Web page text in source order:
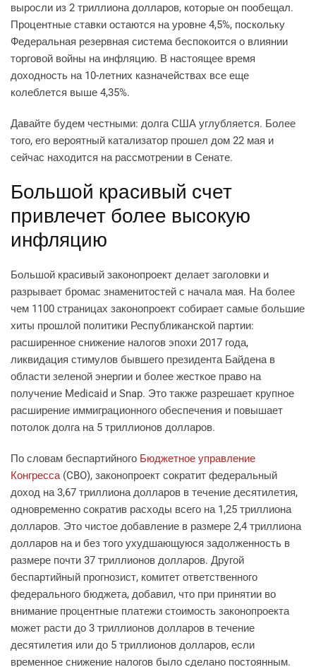
выросли из 2 триллиона долларов, которые он пообещал.
Процентные ставки остаются на уровне 4,5%, поскольку
Федеральная резервная система беспокоится о влиянии
торговой войны на инфляцию. В настоящее время
доходность на 10-летних казначействах все еще
колеблется выше 4,35%.
Давайте будем честными: долга США углубляется. Более
того, его вероятный катализатор прошел дом 22 мая и
сейчас находится на рассмотрении в Сенате.
Большой красивый счет
привлечет более высокую
инфляцию
Большой красивый законопроект делает заголовки и
разрывает бромас знаменитостей с начала мая. На более
чем 1100 страницах законопроект собирает самые большие
хиты прошлой политики Республиканской партии:
расширенное снижение налогов эпохи 2017 года,
ликвидация стимулов бывшего президента Байдена в
области зеленой энергии и более жесткое право на
получение Medicaid и Snap. Это также разрешает крупное
расширение иммиграционного обеспечения и повышает
потолок долга на 5 триллионов долларов.
По словам беспартийного Бюджетное управление
Конгресса(CBO), законопроект сократит федеральный
доход на 3,67 триллиона долларов в течение десятилетия,
одновременно сократив расходы всего на 1,25 триллиона
долларов. Это чистое добавление в размере 2,4 триллиона
долларов на и без того ухудшающуюся задолженность в
размере почти 37 триллионов долларов. Другой
беспартийный прогнозист, комитет ответственного
федерального бюджета, добавил, что при принятии во
внимание процентные платежи стоимость законопроекта
может расти до 3 триллионов долларов в течение
десятилетия или до 5 триллионов долларов, если
временное снижение налогов было сделано постоянным.